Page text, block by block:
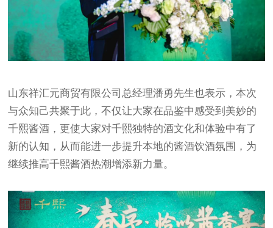
山东祥汇元商贸有限公司总经理潘勇先生也表示，本次
与众知己共聚于此，不仅让大家在品鉴中感受到美妙的
千熙酱酒，更使大家对千熙独特的酒文化和体验中有了
新的认知，从而能进一步提升本地的酱酒饮酒氛围，为
继续推高千熙酱酒热潮增添新力量。